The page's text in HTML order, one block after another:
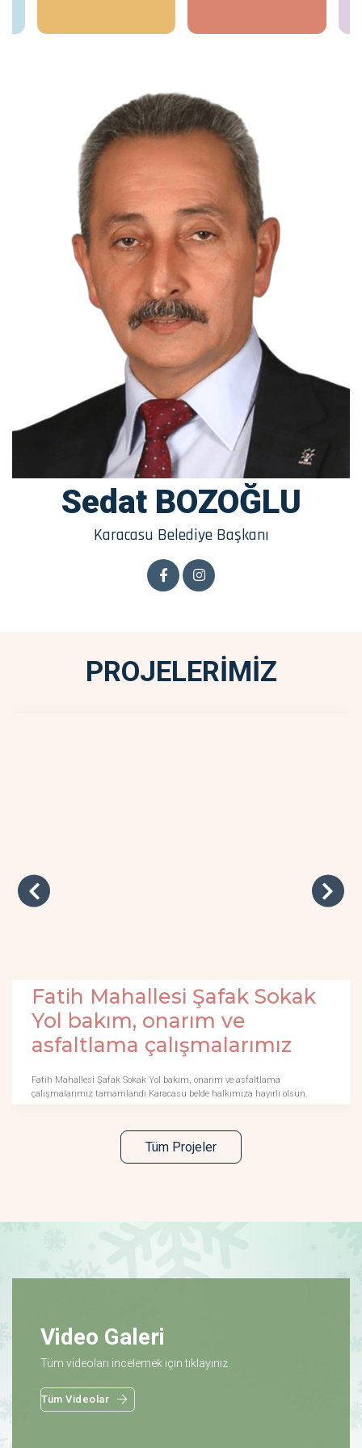
Sedat BOZOĞLU
Karacasu Belediye Başkanı
PROJELERİMİZ
Fatih Mahallesi Şafak Sokak
Yol bakım, onarım ve
asfaltlama çalışmalarımız
Fatih Mahallesi Şafak Sokak Yol bakım, onarım ve asfaltlama
çalışmalarımız tamamlandı Karacasu belde halkımıza hayırlı olsun.
Tüm Projeler
Video Galeri
Tüm videoları incelemek için tıklayınız.
Tüm Videolar